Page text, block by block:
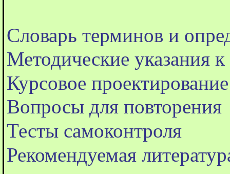
Словарь терминов и
Методические указания
Курсовое проектирование
Вопросы для повторения
Тесты самоконтроля
Рекомендуемая